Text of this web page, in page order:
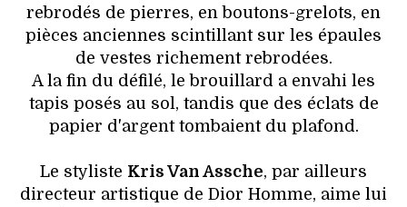
rebrodés de pierres, en boutons-grelots, en
pièces anciennes scintillant sur les épaules
de vestes richement rebrodées.
A la fin du défilé, le brouillard a envahi les
tapis posés au sol, tandis que des éclats de
papier d'argent tombaient du plafond.
Le styliste Kris Van Assche, par ailleurs
directeur artistique de Dior Homme, aime lui